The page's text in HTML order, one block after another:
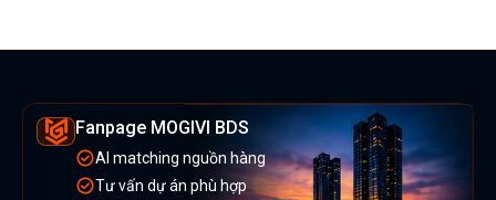
Fanpage MOGIVI BDS
AI matching nguồn hàng
Tư vấn dự án phù hợp